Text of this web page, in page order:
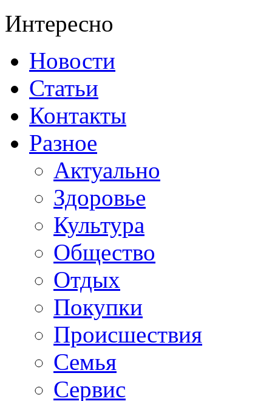
Интересно
Новости
Статьи
Контакты
Разное
Актуально
Здоровье
Культура
Общество
Отдых
Покупки
Происшествия
Семья
Сервис